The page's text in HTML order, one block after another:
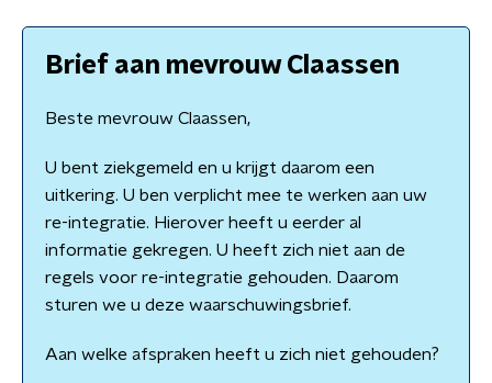
Brief aan mevrouw Claassen
Beste mevrouw Claassen,
U bent ziekgemeld en u krijgt daarom een
uitkering. U ben verplicht mee te werken aan uw
re-integratie. Hierover heeft u eerder al
informatie gekregen. U heeft zich niet aan de
regels voor re-integratie gehouden. Daarom
sturen we u deze waarschuwingsbrief.
Aan welke afspraken heeft u zich niet gehouden?